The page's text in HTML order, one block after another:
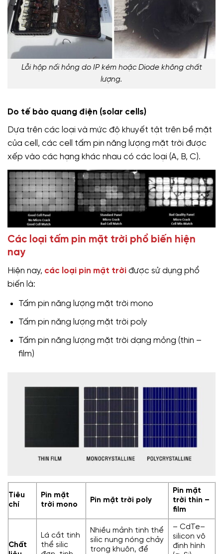
Lỗi hộp nối hỏng do IP kém hoặc Diode không chất
lượng.
Do tế bào quang điện (solar cells)
Dựa trên các loại và mức độ khuyết tật trên bề mặt
của cell, các cell tấm pin năng lượng mặt trời được
xếp vào các hạng khác nhau có các loại (A, B, C).
Các loại tấm pin mặt trời phổ biến hiện
nay
Hiện nay, các loại pin mặt trời được sử dụng phổ
biến là:
Tấm pin năng lượng mặt trời mono
Tấm pin năng lượng mặt trời poly
Tấm pin năng lượng mặt trời dạng mỏng (thin –
film)
Tiêu
chí
Pin mặt
trời mono
Pin mặt trời poly
Pin mặt
trời thin –
film
Chất
Lá cắt tinh
thể silic
Nhiều mảnh tinh thể
silic nung nóng chảy
trong khuôn, để
– CdTe–
silicon vô
định hình